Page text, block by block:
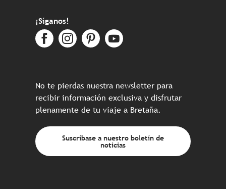
¡Síganos!
No te pierdas nuestra newsletter para
recibir información exclusiva y disfrutar
plenamente de tu viaje a Bretaña.
Suscríbase a nuestro boletín de
noticias